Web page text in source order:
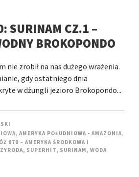
SURINAM CZ.1 –
BROKOPONDO
nie zrobił na nas dużego wrażenia.
gdy ostatniego dnia
w dżungli jezioro Brokopondo...
, AMERYKA POŁUDNIOWA - AMAZONIA,
070 – AMERYKA ŚRODKOWA I
, SUPERHIT, SURINAM , WODA